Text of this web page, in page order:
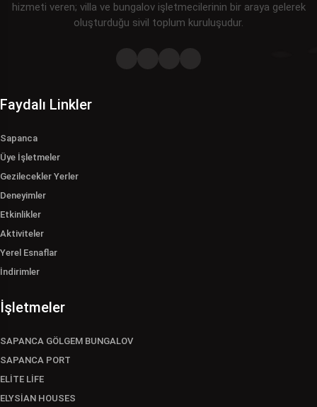
hizmeti veren; villa ve bungalov işletmecilerinin bir araya gelerek
oluşturduğu sivil toplum kuruluşudur.
Faydalı Linkler
Sapanca
Üye İşletmeler
Gezilecekler Yerler
Deneyimler
Etkinlikler
Aktiviteler
Yerel Esnaflar
İndirimler
İşletmeler
SAPANCA GÖLGEM BUNGALOV
SAPANCA PORT
ELİTE LİFE
ELYSİAN HOUSES